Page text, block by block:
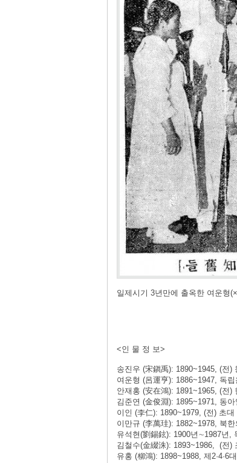
일제시기 3년만에 출옥한 여운형
<인 물 정 보>
송진우 (宋鎭禹): 1890~1945, (전)
여운형 (呂運亨): 1886~1947, 독
안재홍 (安在鴻): 1891~1965, (전)
김준연 (金俊淵): 1895~1971, 동아
이인 (李仁): 1890~1979, (전) 초
이만규 (李萬珪): 1882~1978, 북
유석현(劉錫鉉): 1900년∼1987년,
김철수(金綴洙): 1893~1986, (전)
유홍 (柳鴻): 1898~1988, 제2·4·6